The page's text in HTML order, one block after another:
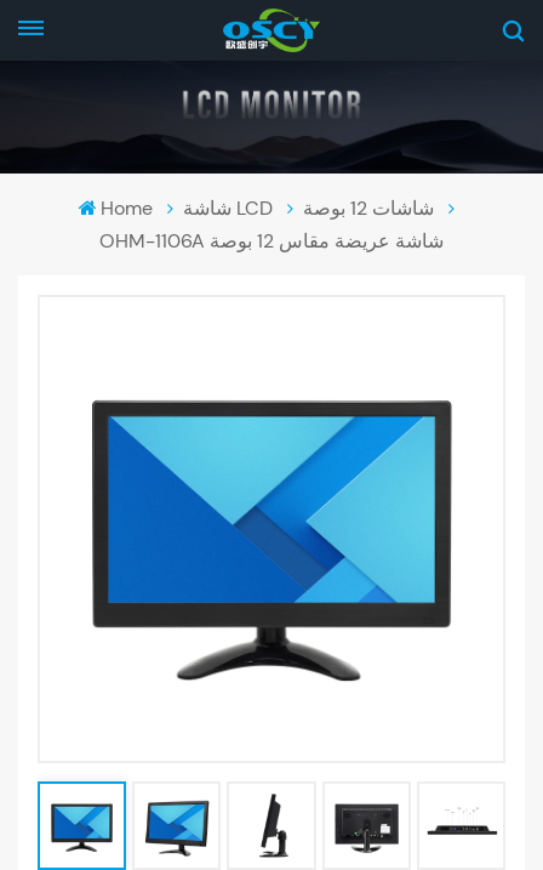
Home شاشة LCD
شاشات 12 بوصة
OHM-1106A شاشة عريضة مقاس 12 بوصة